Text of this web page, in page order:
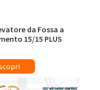
da Fossa a
15/15 PLUS